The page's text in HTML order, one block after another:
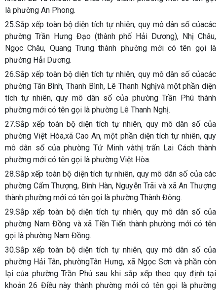
là phường An Phong.
25.Sắp xếp toàn bộ diện tích tự nhiên, quy mô dân số củacác
phường Trần Hưng Đạo (thành phố Hải Dương), Nhị Châu,
Ngọc Châu, Quang Trung thành phường mới có tên gọi là
phường Hải Dương.
26.Sắp xếp toàn bộ diện tích tự nhiên, quy mô dân số củacác
phường Tân Bình, Thanh Bình, Lê Thanh Nghịvà một phần diện
tích tự nhiên, quy mô dân số của phường Trần Phú thành
phường mới có tên gọi là phường Lê Thanh Nghị.
27.Sắp xếp toàn bộ diện tích tự nhiên, quy mô dân số của
phường Việt Hòa,xã Cao An, một phần diện tích tự nhiên, quy
mô dân số của phường Tứ Minh vàthị trấn Lai Cách thành
phường mới có tên gọi là phường Việt Hòa.
28.Sắp xếp toàn bộ diện tích tự nhiên, quy mô dân số của các
phường Cẩm Thượng, Bình Hàn, Nguyễn Trãi và xã An Thượng
thành phường mới có tên gọi là phường Thành Đông.
29.Sắp xếp toàn bộ diện tích tự nhiên, quy mô dân số của
phường Nam Đồng và xã Tiền Tiến thành phường mới có tên
gọi là phường Nam Đồng.
30.Sắp xếp toàn bộ diện tích tự nhiên, quy mô dân số của
phường Hải Tân, phườngTân Hưng, xã Ngọc Sơn và phần còn
lại của phường Trần Phú sau khi sắp xếp theo quy định tại
khoản 26 Điều này thành phường mới có tên gọi là phường